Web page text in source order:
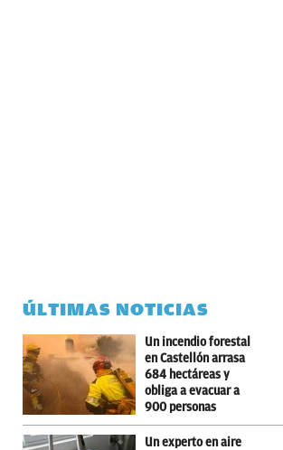
ÚLTIMAS NOTICIAS
Un incendio forestal
en Castellón arrasa
684 hectáreas y
obliga a evacuar a
900 personas
Un experto en aire